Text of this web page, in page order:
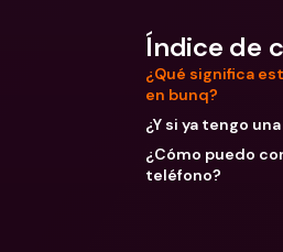
Índice de
¿Qué significa
en bunq?
¿Y si ya tengo
¿Cómo puedo
teléfono?